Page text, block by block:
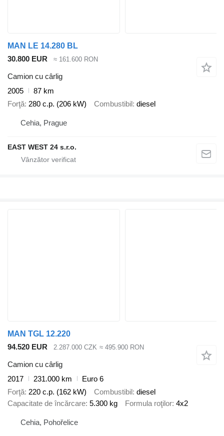
MAN LE 14.280 BL
30.800 EUR
≈ 161.600 RON
Camion cu cârlig
2005
87 km
Forţă 280 c.p. (206 kW) Combustibil diesel
Cehia, Prague
EAST WEST 24 s.r.o.
MAN TGL 12.220
94.520 EUR
2.287.000 CZK ≈ 495.900 RON
Camion cu cârlig
2017
231.000 km
Euro 6
Forţă 220 c.p. (162 kW) Combustibil diesel
Capacitate de încărcare 5.300 kg Formula roţilor 4x2
Cehia, Pohořelice